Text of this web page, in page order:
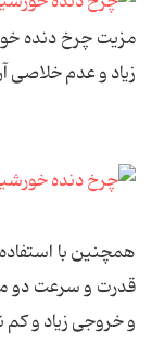
مزیت چرخ دنده
زیاد و عدم خلاصی
همچنین با
قدرت و سرعت دو
و خروجی زیاد و کم